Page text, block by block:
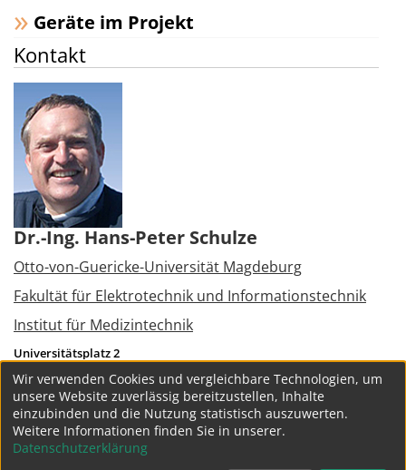
Geräte im Projekt
Kontakt
Dr.-Ing. Hans-Peter Schulze
Otto-von-Guericke-Universität Magdeburg
Fakultät für Elektrotechnik und Informationstechnik
Institut für Medizintechnik
Universitätsplatz 2
39106
Magdeburg
Tel.:
+49 391 6752944
hans-peter.schulze@ovgu.de
weitere Projekte
Wir verwenden Cookies und vergleichbare Technologien, um
unsere Website zuverlässig bereitzustellen, Inhalte
einzubinden und die Nutzung statistisch auszuwerten.
Weitere Informationen finden Sie in unserer.
Datenschutzerklärung